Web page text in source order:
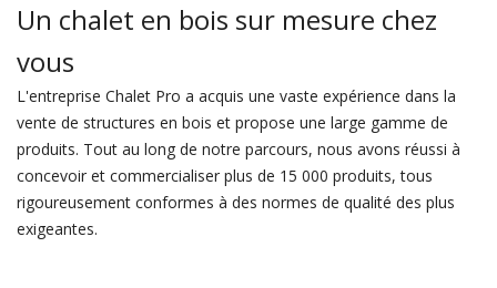
Un chalet en bois sur mesure chez
vous
L'entreprise Chalet Pro a acquis une vaste expérience dans la
vente de structures en bois et propose une large gamme de
produits. Tout au long de notre parcours, nous avons réussi à
concevoir et commercialiser plus de 15 000 produits, tous
rigoureusement conformes à des normes de qualité des plus
exigeantes.